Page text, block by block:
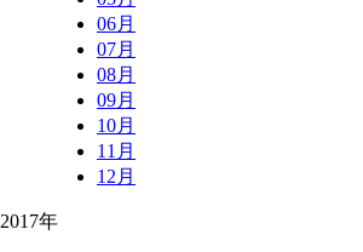
06月
07月
08月
09月
10月
11月
12月
2017年